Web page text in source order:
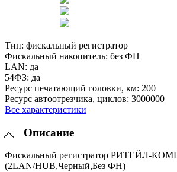
Тип: фискальный регистратор
Фискальный накопитель: без ФН
LAN: да
54ФЗ: да
Ресурс печатающий головки, км: 200
Ресурс автоотрезчика, циклов: 3000000
Все характеристики
Описание
Фискальный регистратор РИТЕЙЛ-
(2LAN/HUB,Черный,Без ФН)